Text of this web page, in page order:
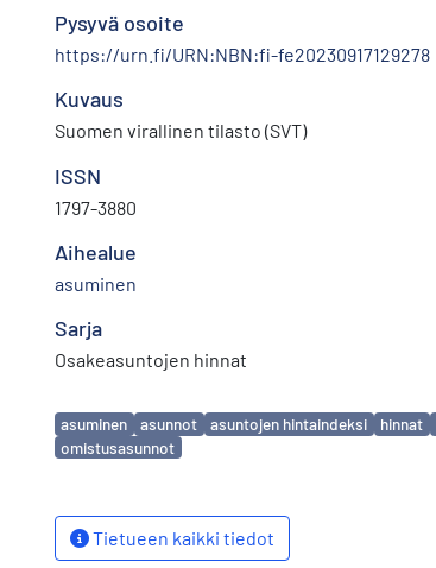
Pysyvä osoite
https://urn.fi/URN:NBN:fi-fe20230917129278
Kuvaus
Suomen virallinen tilasto (SVT)
ISSN
1797-3880
Aihealue
asuminen
Sarja
Osakeasuntojen hinnat
Avainsanat
asuminen asunnot asuntojen hintaindeksi hinnat
omistusasunnot
Tietueen kaikki tiedot